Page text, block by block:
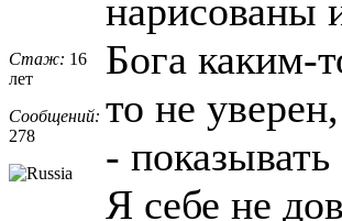
Стаж: 16
лет
Сообщений:
278
нарисованы
Бога каким-
то не
-
Я себе не